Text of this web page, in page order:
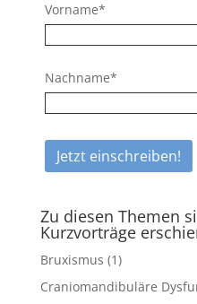
Vorname*
Nachname*
Zu diesen Themen
Kurzvorträge
Bruxismus (1)
Craniomandibuläre